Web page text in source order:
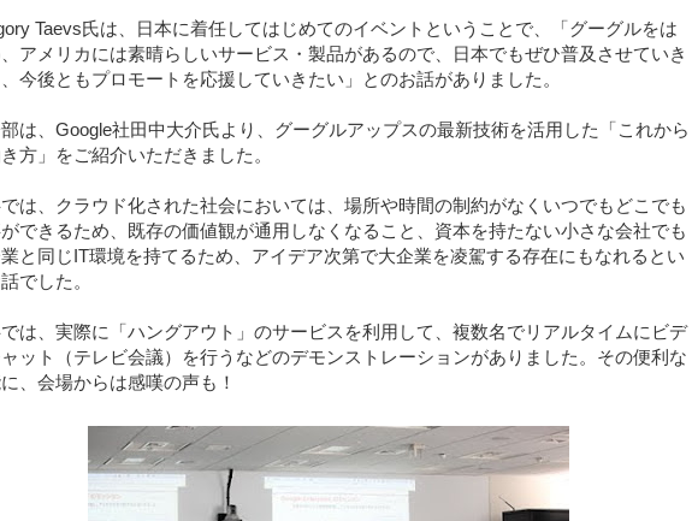
Taevs氏は、日本に着任してはじめてのイベントということで、「グーグルをは
、アメリカには素晴らしいサービス・製品があるので、日本でもぜひ普及させていき
今後ともプロモートを応援していきたい」とのお話がありました。
は、Google社田中大介氏より、グーグルアップスの最新技術を活用した「これから
方」をご紹介いただきました。
は、クラウド化された社会においては、場所や時間の制約がなくいつでもどこでも
できるため、既存の価値観が通用しなくなること、資本を持たない小さな会社でも
と同じIT環境を持てるため、アイデア次第で大企業を凌駕する存在にもなれるとい
でした。
は、実際に「ハングアウト」のサービスを利用して、複数名でリアルタイムにビデ
ット（テレビ会議）を行うなどのデモンストレーションがありました。その便利な
、会場からは感嘆の声も！